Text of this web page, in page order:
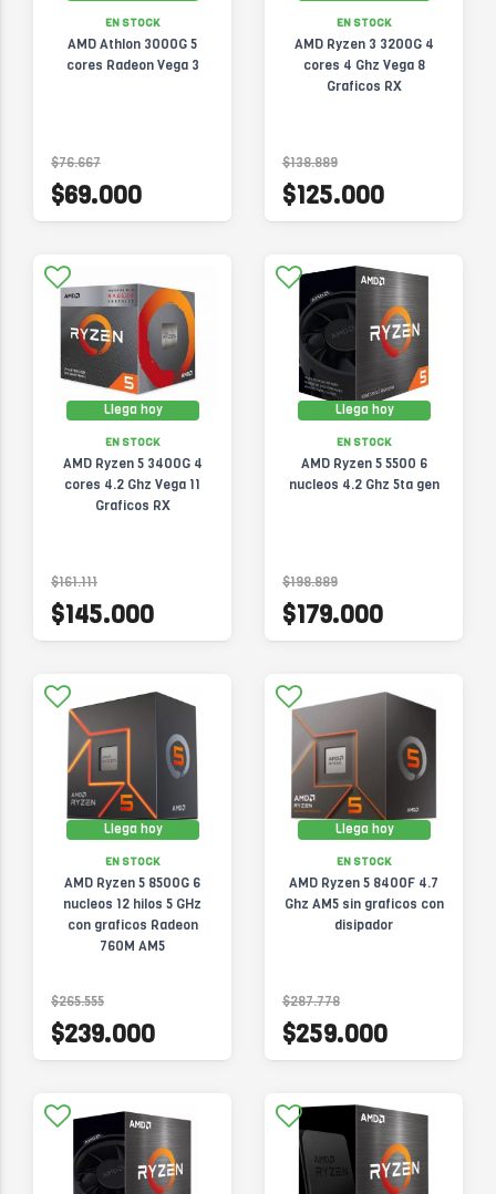
EN STOCK
AMD Athlon 3000G 5
cores Radeon Vega 3
$76.667
$69.000
EN STOCK
AMD Ryzen 3 3200G 4
cores 4 Ghz Vega 8
Graficos RX
$138.889
$125.000
Llega hoy
EN STOCK
AMD Ryzen 5 3400G 4
cores 4.2 Ghz Vega 11
Graficos RX
$161.111
$145.000
Llega hoy
EN STOCK
AMD Ryzen 5 5500 6
nucleos 4.2 Ghz 5ta gen
$198.889
$179.000
Llega hoy
EN STOCK
AMD Ryzen 5 8500G 6
nucleos 12 hilos 5 GHz
con graficos Radeon
760M AM5
$265.555
$239.000
Llega hoy
EN STOCK
AMD Ryzen 5 8400F 4.7
Ghz AM5 sin graficos con
disipador
$287.778
$259.000